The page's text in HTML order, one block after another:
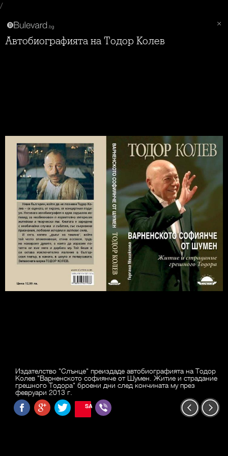
/
Автобиографията на Тодор Колев
Издателство "Слънце" преиздаде автобиографията на Тодор
Колев "Варненското софиянче от Шумен. Житие и страдание
грешного Тодора" броени дни след кончината му през
февруари 2013 г.
SAVE